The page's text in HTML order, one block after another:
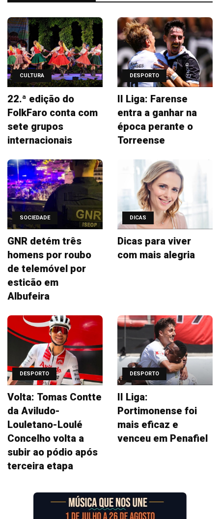
CULTURA
22.ª edição do
FolkFaro conta com
sete grupos
internacionais
DESPORTO
II Liga: Farense
entra a ganhar na
época perante o
Torreense
SOCIEDADE
GNR detém três
homens por roubo
de telemóvel por
esticão em
Albufeira
DICAS
Dicas para viver
com mais alegria
DESPORTO
Volta: Tomas Contte
da Aviludo-
Louletano-Loulé
Concelho volta a
subir ao pódio após
terceira etapa
DESPORTO
II Liga:
Portimonense foi
mais eficaz e
venceu em Penafiel